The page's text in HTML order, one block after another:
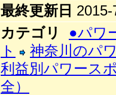
最終更新日
カテゴリ
●パワ
ト
神奈川のパ
利益別パワース
全）